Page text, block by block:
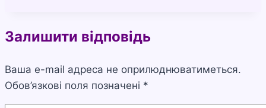
колишній:
причини
Залишити відповідь
Ваша e-mail адреса не оприлюднюватиметься.
Обов’язкові поля позначені *